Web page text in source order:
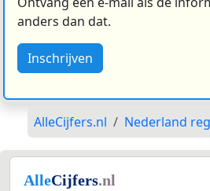
anders dan dat.
Inschrijven
AlleCijfers.nl Nederland